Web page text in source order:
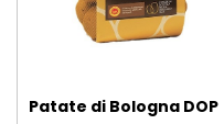
Patate di Bologna DOP